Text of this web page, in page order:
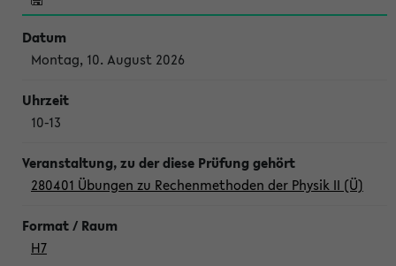
Montag, 10. August 2026
10-13
280401 Übungen zu Rechenmethoden der Physik II (Ü)
H7